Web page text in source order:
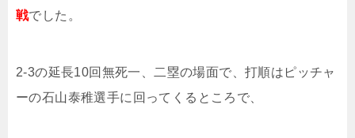
戦でした。
2-3の延長10回無死一、二塁の場面で、打順はピッチャ
ーの石山泰稚選手に回ってくるところで、